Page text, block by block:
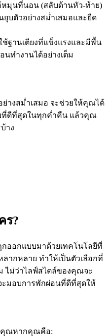
หมุนที่นอน (สลับด้านหัว-ท้าย)
ยุบตัวอย่างสม่ำเสมอและยืด
ช้ฐานเตียงที่แข็งแรงและมีพื้น
นทำงานได้อย่างเต็ม
างสม่ำเสมอ จะช่วยให้คุณได้
ดีที่สุดในทุกค่ำคืน แล้วคุณ
าง
ร?
กออกแบบมาด้วยเทคโนโลยีที่
ากหลาย ทำให้เป็นตัวเลือกที่
ม่ว่าไลฟ์สไตล์ของคุณจะ
มอบการพักผ่อนที่ดีที่สุดให้
คุณหากคุณคือ: